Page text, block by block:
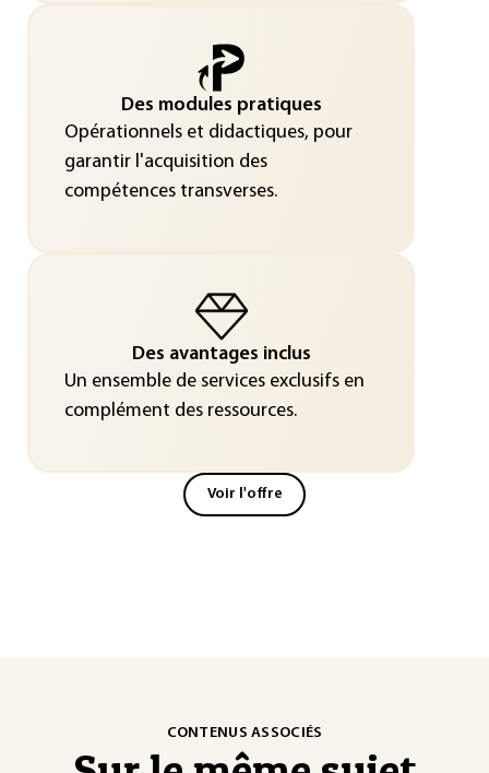
Des modules pratiques
Opérationnels et didactiques, pour
garantir l'acquisition des
compétences transverses.
Des avantages inclus
Un ensemble de services exclusifs en
complément des ressources.
Voir l'offre
CONTENUS ASSOCIÉS